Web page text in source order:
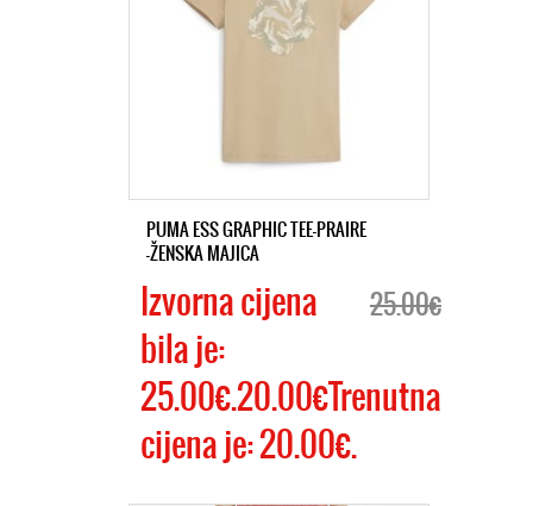
PUMA ESS GRAPHIC TEE-PRAIRE
-ŽENSKA MAJICA
25.00€
Izvorna cijena
bila je:
25.00€.20.00€Trenutna
cijena je: 20.00€.